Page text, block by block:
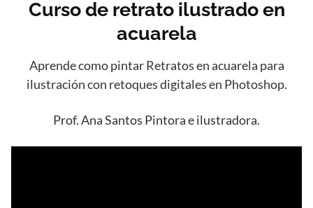
Curso de retrato ilustrado en
acuarela
Aprende como pintar Retratos en acuarela para
ilustración con retoques digitales en Photoshop.
Prof. Ana Santos Pintora e ilustradora.